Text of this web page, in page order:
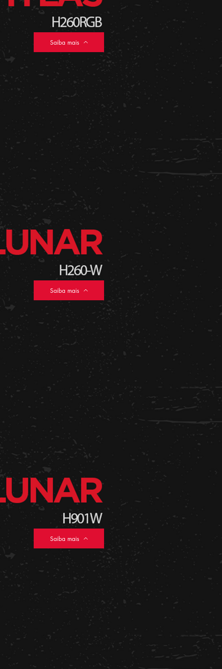
Saiba mais
Saiba mais
Saiba mais